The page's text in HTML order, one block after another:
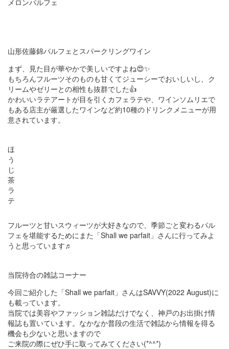
メロンパルフェ
山形佐藤錦パルフェとスパークリングワイン
まず、見た目が華やかで美しいですよね😍✨
もちろんフルーツそのものも甘くてジューシーでおいしいし、ク
リームやゼリーとの相性も抜群でした👍
かわいいラテアートが目を引くカフェラテや、ワインソムリエで
もある店主が厳選したワインなど約10種のドリンクメニューが用
意されています。
ほ
う
じ
茶
ラ
テ
フルーツと甘いスウィーツが大好きなので、季節ごと変わるパル
フェを堪能するためにまた「Shall we parfait」さんに行ってみよ
うと思っています♬
当院待合の雑誌コーナー
今回ご紹介した「Shall we parfait」さんはSAVVY(2022 August)に
も載っています。
当院では美容やファッション雑誌だけでなく、神戸のお出掛け情
報誌も置いています。なかなか普段の生活で雑誌から情報を得る
機会も少ないと思いますので
ご来院の際にぜひ手に取ってみてください(*^^*)